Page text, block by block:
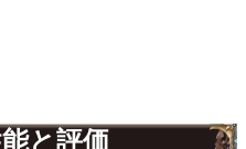
と評価